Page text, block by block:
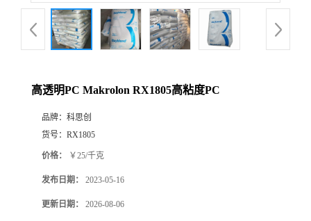
高透明PC Makrolon RX1805高粘度PC
品牌： 科思创
货号： RX1805
价格： ￥25/千克
发布日期： 2023-05-16
更新日期： 2026-08-06